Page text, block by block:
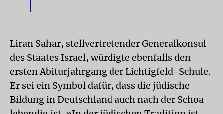
Liran Sahar, stellvertretender Generalkonsul
des Staates Israel, würdigte ebenfalls den
ersten Abiturjahrgang der Lichtigfeld-Schule.
Er sei ein Symbol dafür, dass die jüdische
Bildung in Deutschland auch nach der Schoa